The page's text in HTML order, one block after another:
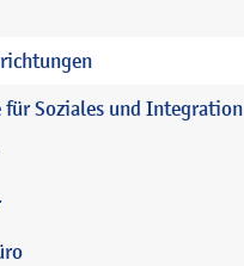
für Soziales und Integration